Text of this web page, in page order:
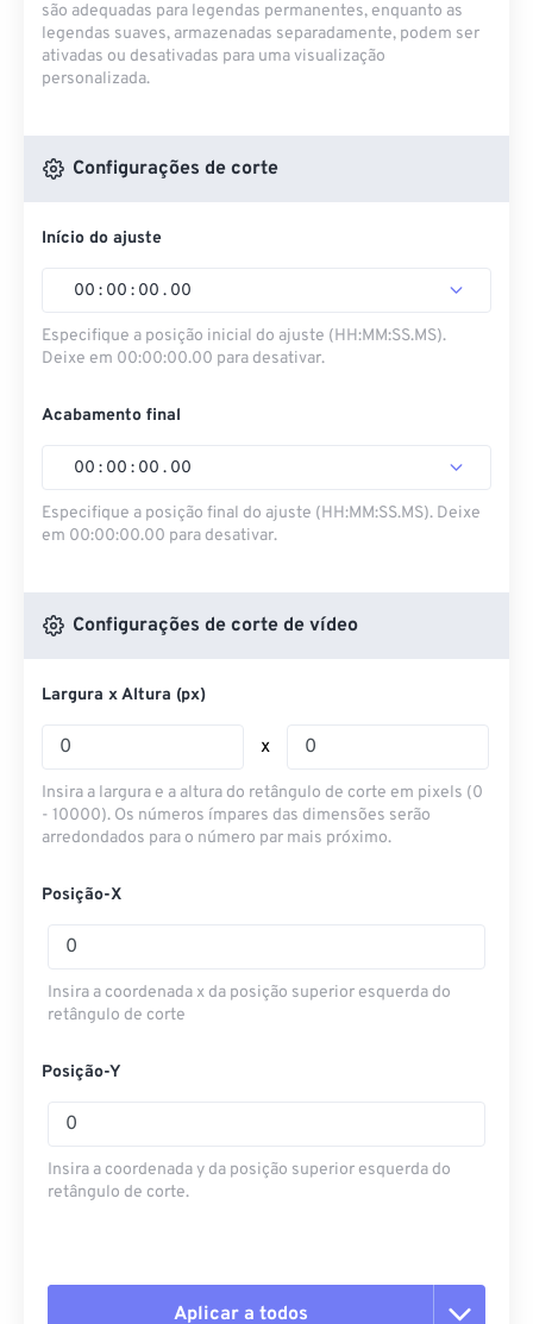
são adequadas para legendas permanentes, enquanto as
legendas suaves, armazenadas separadamente, podem ser
ativadas ou desativadas para uma visualização
personalizada.
Configurações de corte
Início do ajuste
00 : 00 : 00 . 00
Especifique a posição inicial do ajuste (HH:MM:SS.MS).
Deixe em 00:00:00.00 para desativar.
Acabamento final
00 : 00 : 00 . 00
Especifique a posição final do ajuste (HH:MM:SS.MS). Deixe
em 00:00:00.00 para desativar.
Configurações de corte de vídeo
Largura x Altura (px)
x
Insira a largura e a altura do retângulo de corte em pixels (0
- 10000). Os números ímpares das dimensões serão
arredondados para o número par mais próximo.
Posição-X
Insira a coordenada x da posição superior esquerda do
retângulo de corte
Posição-Y
Insira a coordenada y da posição superior esquerda do
retângulo de corte.
Aplicar a todos